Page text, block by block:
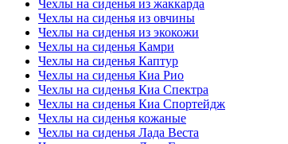
Чехлы на сиденья из жаккарда
Чехлы на сиденья из овчины
Чехлы на сиденья из экокожи
Чехлы на сиденья Камри
Чехлы на сиденья Каптур
Чехлы на сиденья Киа Рио
Чехлы на сиденья Киа Спектра
Чехлы на сиденья Киа Спортейдж
Чехлы на сиденья кожаные
Чехлы на сиденья Лада Веста